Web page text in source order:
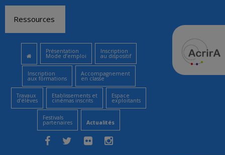
contenu
Ressources
Présentation
Mode d’emploi
Inscription
au dispositif
Inscription
aux formations
Accompagnement
en classe
Travaux
d’élèves
Etablissements et
cinémas inscrits
Espace
exploitants
Festivals
partenaires Actualités